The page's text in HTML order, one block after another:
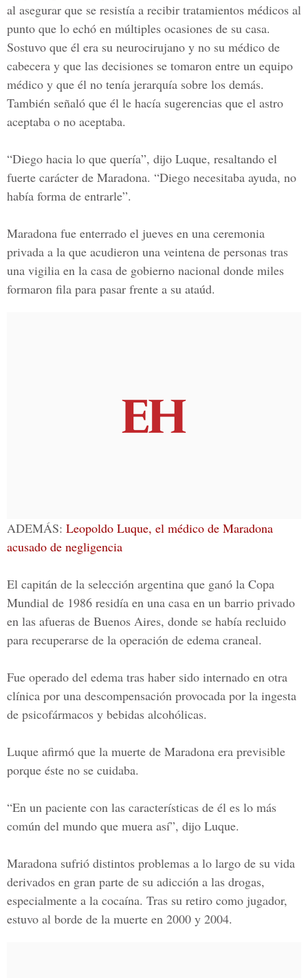
al asegurar que se resistía a recibir tratamientos médicos al
punto que lo echó en múltiples ocasiones de su casa.
Sostuvo que él era su neurocirujano y no su médico de
cabecera y que las decisiones se tomaron entre un equipo
médico y que él no tenía jerarquía sobre los demás.
También señaló que él le hacía sugerencias que el astro
aceptaba o no aceptaba.
“Diego hacia lo que quería”, dijo Luque, resaltando el
fuerte carácter de Maradona. “Diego necesitaba ayuda, no
había forma de entrarle”.
Maradona fue enterrado el jueves en una ceremonia
privada a la que acudieron una veintena de personas tras
una vigilia en la casa de gobierno nacional donde miles
formaron fila para pasar frente a su ataúd.
ADEMÁS: Leopoldo Luque, el médico de Maradona
acusado de negligencia
El capitán de la selección argentina que ganó la Copa
Mundial de 1986 residía en una casa en un barrio privado
en las afueras de Buenos Aires, donde se había recluido
para recuperarse de la operación de edema craneal.
Fue operado del edema tras haber sido internado en otra
clínica por una descompensación provocada por la ingesta
de psicofármacos y bebidas alcohólicas.
Luque afirmó que la muerte de Maradona era previsible
porque éste no se cuidaba.
“En un paciente con las características de él es lo más
común del mundo que muera así”, dijo Luque.
Maradona sufrió distintos problemas a lo largo de su vida
derivados en gran parte de su adicción a las drogas,
especialmente a la cocaína. Tras su retiro como jugador,
estuvo al borde de la muerte en 2000 y 2004.